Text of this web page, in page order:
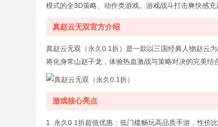
模式的全3D策略、动作类游戏。游戏战斗打击爽快感
真赵云无双官方介绍
真赵云无双（永久0.1折）是一款以三国经典人物赵云
将化身常山赵子龙，体验热血激战与策略对决的完美结
游戏核心亮点
1. 永久0.1折超值优惠：低门槛畅玩高品质手游，性价